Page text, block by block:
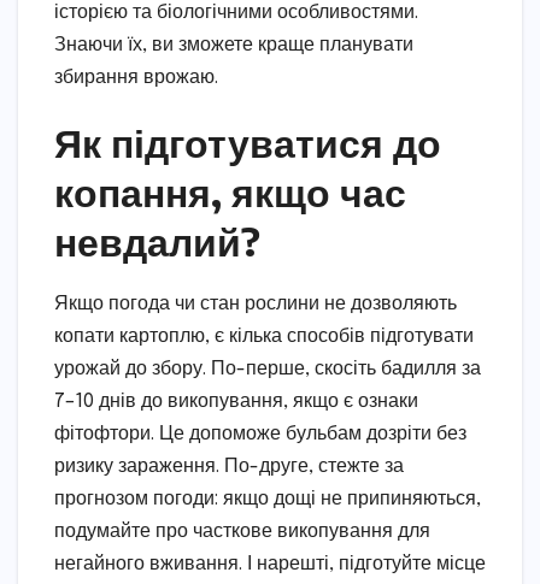
історією та біологічними особливостями.
Знаючи їх, ви зможете краще планувати
збирання врожаю.
Як підготуватися до
копання, якщо час
невдалий?
Якщо погода чи стан рослини не дозволяють
копати картоплю, є кілька способів підготувати
урожай до збору. По-перше, скосіть бадилля за
7–10 днів до викопування, якщо є ознаки
фітофтори. Це допоможе бульбам дозріти без
ризику зараження. По-друге, стежте за
прогнозом погоди: якщо дощі не припиняються,
подумайте про часткове викопування для
негайного вживання. І нарешті, підготуйте місце